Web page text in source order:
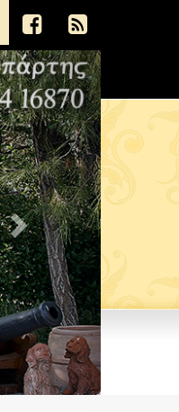
(current)
Next